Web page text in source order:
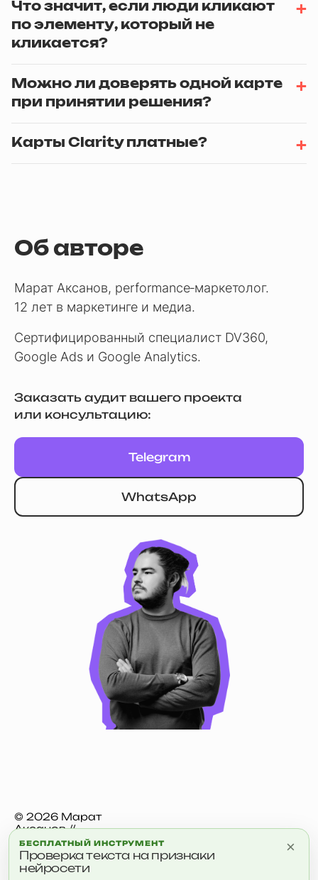
Что значит, если люди кликают
по элементу, который не
кликается?
Можно ли доверять одной карте
при принятии решения?
Карты Clarity платные?
Об авторе
Марат Аксанов, performance‑маркетолог.
12 лет в маркетинге и медиа.
Сертифицированный специалист DV360,
Google Ads и Google Analytics.
Заказать аудит вашего проекта
или консультацию:
Telegram
WhatsApp
© 2026 Марат
Аксанов //
aksanov.digital
Обо Мне Блог
×
БЕСПЛАТНЫЙ ИНСТРУМЕНТ
Проверка текста на признаки
нейросети